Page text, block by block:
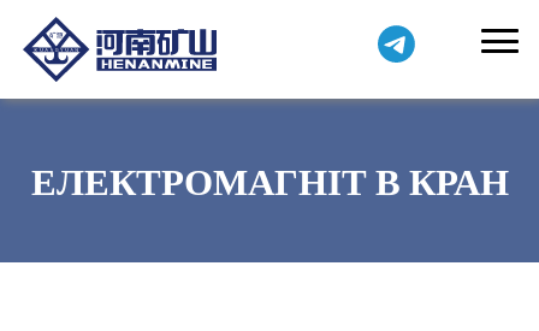
ЕЛЕКТРОМАГНІТ В КРАН